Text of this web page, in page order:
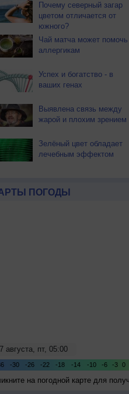
Почему северный загар
цветом отличается от
южного?
Чай матча может помочь
аллергикам
Успех и богатство - в
ваших генах
Выявлена связь между
жарой и плохим зрением
Зелёный цвет обладает
лечебным эффектом
ПОГОДЫ
на погодной карте для